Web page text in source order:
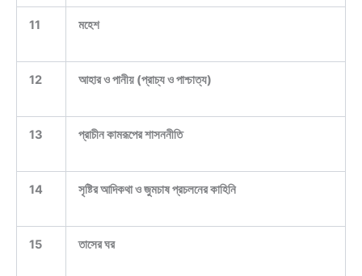
11 মহেশ
12 আহার ও পানীয় (প্রাচ্য ও পাশ্চাত্য)
13 প্রাচীন কামরূপের শাসননীতি
14 সৃষ্টির আদিকথা ও জুমচাষ প্রচলনের কাহিনি
15 তাসের ঘর